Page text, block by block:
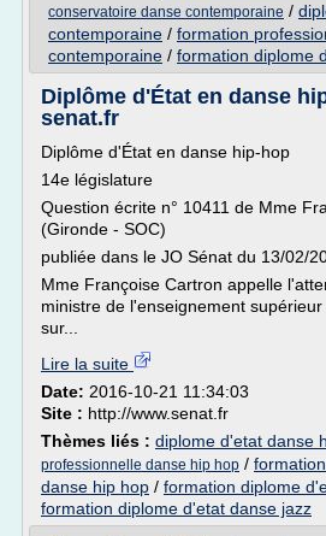
conservatoire danse contemporaine /
contemporaine / formation
contemporaine / formation diplome
Diplôme d'État en danse
senat.fr
Diplôme d'État en danse hip-hop
14e législature
Question écrite n° 10411 de Mme
(Gironde - SOC)
publiée dans le JO Sénat du 13/02/
Mme Françoise Cartron appelle
ministre de l'enseignement
sur...
Lire la suite
Date: 2016-10-21 11:34:03
Site : http://www.senat.fr
Thèmes liés : diplome d'etat danse
professionnelle danse hip hop /
danse hip hop / formation diplome
formation diplome d'etat danse jazz